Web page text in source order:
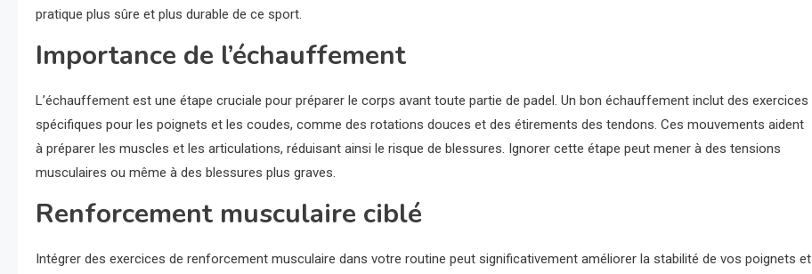
pratique plus sûre et plus durable de ce sport.
Importance de l’échauffement
L’échauffement est une étape cruciale pour préparer le corps avant toute partie de padel. Un bon échauffement inclut des exercices
spécifiques pour les poignets et les coudes, comme des rotations douces et des étirements des tendons. Ces mouvements aident
à préparer les muscles et les articulations, réduisant ainsi le risque de blessures. Ignorer cette étape peut mener à des tensions
musculaires ou même à des blessures plus graves.
Renforcement musculaire ciblé
Intégrer des exercices de renforcement musculaire dans votre routine peut significativement améliorer la stabilité de vos poignets et